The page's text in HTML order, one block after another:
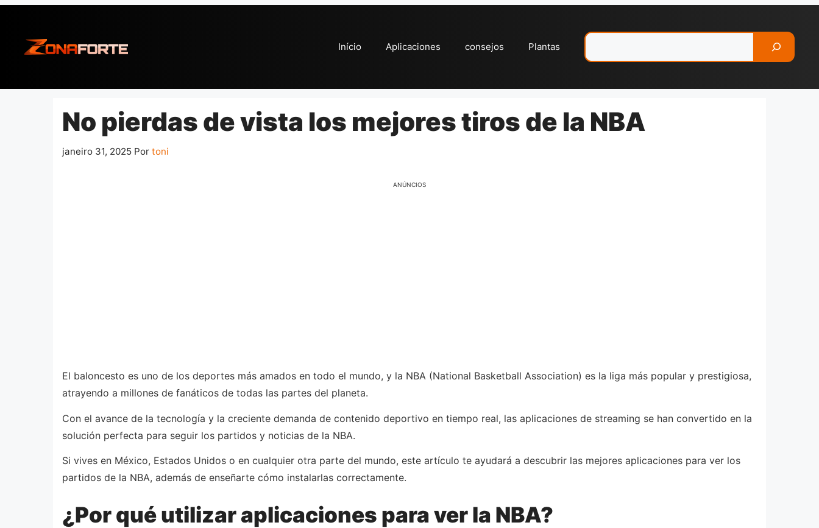
conteúdo
Início Aplicaciones consejos Plantas
No pierdas de vista los mejores tiros de la NBA
janeiro 31, 2025 Por toni
ANÚNCIOS
El baloncesto es uno de los deportes más amados en todo el mundo, y la NBA (National Basketball Association) es la liga más popular y prestigiosa,
atrayendo a millones de fanáticos de todas las partes del planeta.
Con el avance de la tecnología y la creciente demanda de contenido deportivo en tiempo real, las aplicaciones de streaming se han convertido en la
solución perfecta para seguir los partidos y noticias de la NBA.
Si vives en México, Estados Unidos o en cualquier otra parte del mundo, este artículo te ayudará a descubrir las mejores aplicaciones para ver los
partidos de la NBA, además de enseñarte cómo instalarlas correctamente.
¿Por qué utilizar aplicaciones para ver la NBA?